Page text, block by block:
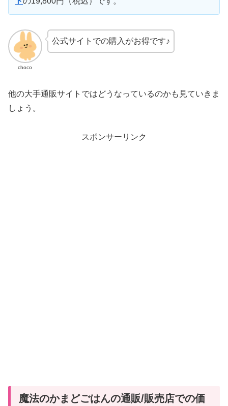
choco
公式サイトでの購入がお得です♪
他の大手通販サイトではどうなっているのかも見ていきま
しょう。
スポンサーリンク
魔法のかまどごはんの通販/販売店での価